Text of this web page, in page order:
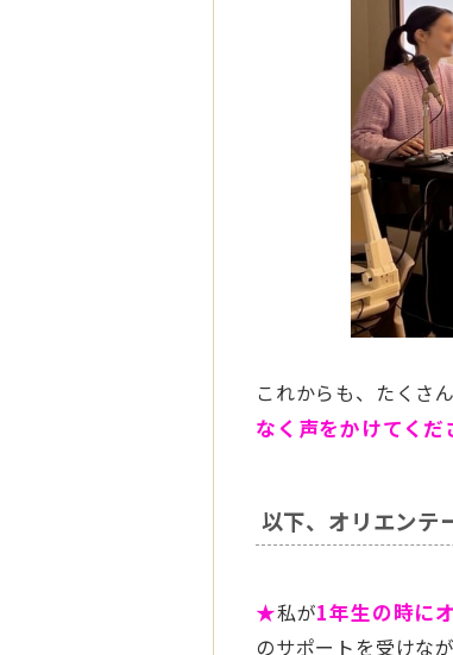
これからも、たくさ
なく声をかけてくだ
以下、オリエンテ
★私が1年生の時に
のサポートを受けな